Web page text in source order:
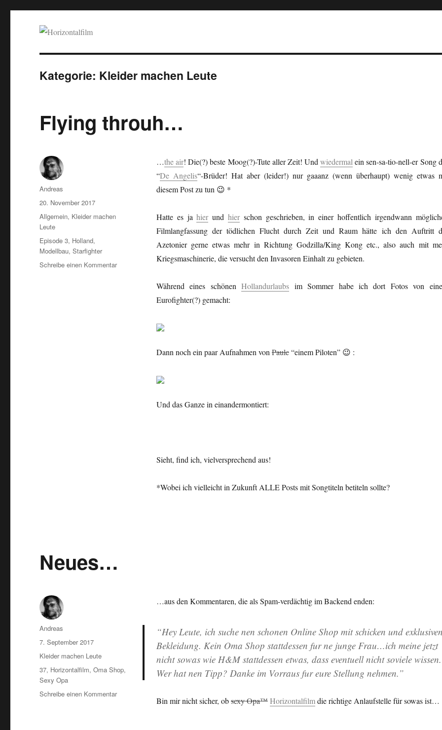
Kategorie: Kleider machen Leute
Flying throuh…
…the air! Die(?) beste Moog(?)-Tute aller Zeit! Undwiedermalein sen-sa-tio-nell-er Song
“De Angelis“-Brüder! Hat aber (leider!) nur gaaanz (wenn überhaupt) wenig etwas
diesem Post zu tun 😉 *
Hatte es jahierund hierschon geschrieben, in einer hoffentlich irgendwann
Filmlangfassung der tödlichen Flucht durch Zeit und Raum hätte ich den Auftritt
Azetonier gerne etwas mehr in Richtung Godzilla/King Kong etc., also auch mit
Kriegsmaschinerie, die versucht den Invasoren Einhalt zu gebieten.
Während eines schönenHollandurlaubs im Sommer habe ich dort Fotos von
Eurofighter(?) gemacht:
Dann noch ein paar Aufnahmen vonPaule“einem Piloten” 😉 :
Und das Ganze in einandermontiert:
Sieht, find ich, vielversprechend aus!
*Wobei ich vielleicht in Zukunft ALLE Posts mit Songtiteln betiteln sollte?
Autor
Andreas
Veröffentlicht
am
20. November 2017
Kategorien
Allgemein, Kleider machen
Leute
Schlagwörter
Episode 3, Holland,
Modellbau,Starfighter
Schreibe einen Kommentarzu
Neues…
…aus den Kommentaren, die als Spam-verdächtig im Backend enden:
“Hey Leute, ich suche nen schonen Online Shop mit schicken und
Bekleidung. Kein Oma Shop stattdessen fur ne junge Frau…ich meine jetzt
nicht sowas wie H&M stattdessen etwas, dass eventuell nicht soviele wissen.
Wer hat nen Tipp? Danke im Vorraus fur eure Stellung nehmen.”
Bin mir nicht sicher, obsexy Opa™Horizontalfilmdie richtige Anlaufstelle für sowas ist…
Autor
Andreas
Veröffentlicht
am
7. September 2017
Kategorien
Kleider machen Leute
Schlagwörter
37, Horizontalfilm,Oma Shop,
Sexy Opa
Schreibe einen Kommentarzu